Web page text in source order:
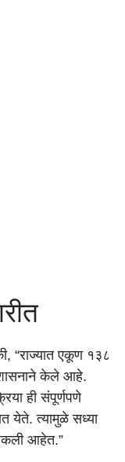
“राज्यात एकूण १३८
केले आहे.
ही संपूर्णपणे
येते. त्यामुळे सध्या
आहेत.”